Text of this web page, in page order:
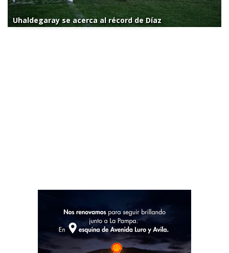
Uhaldegaray se acerca al récord de Díaz